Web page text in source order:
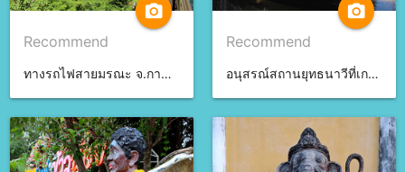
camera_alt
Recommend
ทางรถไฟสายมรณะ จ.กาญจนบุรี
camera_alt
Recommend
อนุสรณ์สถานยุทธนาวีที่เกาะช้าง จ.ตราด